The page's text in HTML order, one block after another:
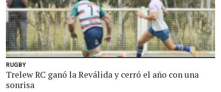
RUGBY
Trelew RC ganó la Reválida y cerró el año con una
sonrisa